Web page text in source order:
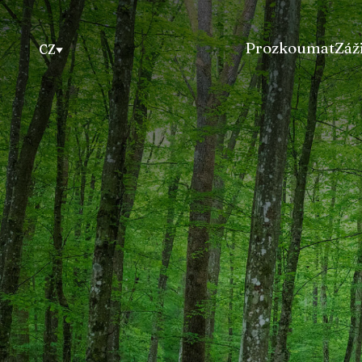
CZ Prozkoumat